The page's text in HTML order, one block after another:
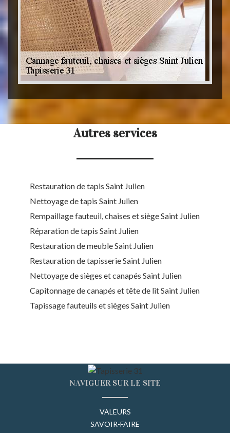
Autres services
Restauration de tapis Saint Julien
Nettoyage de tapis Saint Julien
Rempaillage fauteuil, chaises et siège Saint Julien
Réparation de tapis Saint Julien
Restauration de meuble Saint Julien
Restauration de tapisserie Saint Julien
Nettoyage de sièges et canapés Saint Julien
Capitonnage de canapés et tête de lit Saint Julien
Tapissage fauteuils et sièges Saint Julien
NAVIGUER SUR LE SITE
VALEURS
SAVOIR-FAIRE